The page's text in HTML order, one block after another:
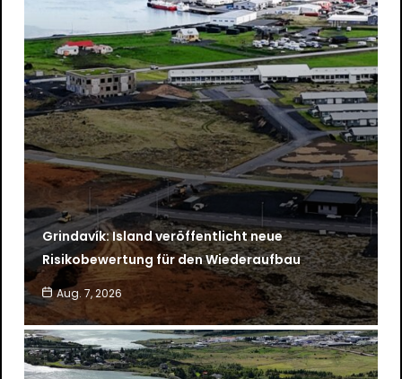
Grindavík: Island veröffentlicht neue
Risikobewertung für den Wiederaufbau
Aug. 7, 2026